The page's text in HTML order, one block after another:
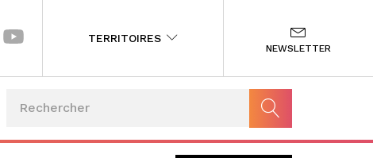
TERRITOIRES
NEWSLETTER